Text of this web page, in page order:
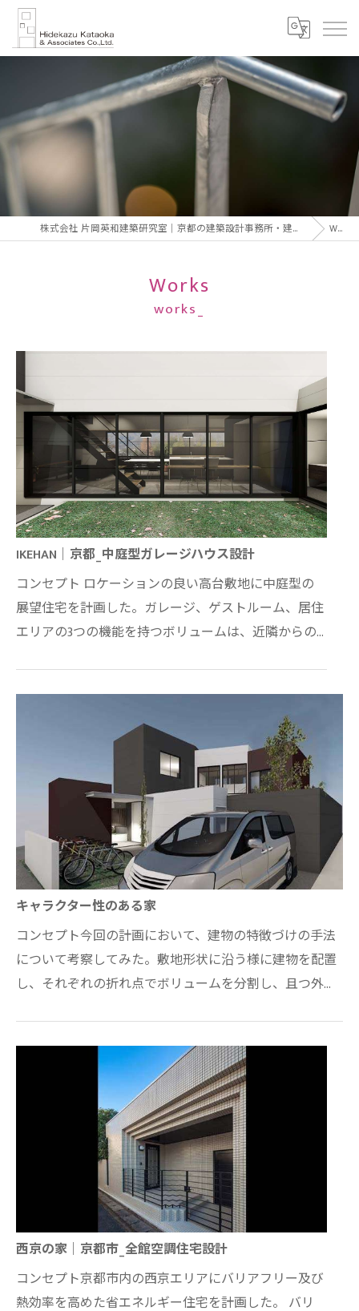
株式会社 片岡英和建築研究室｜京都の建築設計事務所・建築家 片岡英和｜Hidekazu Kataoka Architect & Associates Works
Works
works_
IKEHAN｜京都_中庭型ガレージハウス設計
コンセプト ロケーションの良い高台敷地に中庭型の
展望住宅を計画した。ガレージ、ゲストルーム、居住
エリアの3つの機能を持つボリュームは、近隣からの
キャラクター性のある家
コンセプト今回の計画において、建物の特徴づけの手法
について考察してみた。敷地形状に沿う様に建物を配置
し、それぞれの折れ点でボリュームを分割し、且つ外壁
西京の家｜京都市_全館空調住宅設計
コンセプト京都市内の西京エリアにバリアフリー及び
熱効率を高めた省エネルギー住宅を計画した。 バリ